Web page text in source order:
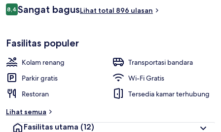
Ulasan
8,48,4 dari 10
Sangat bagusLihat total 896 ulasan
Fasilitas populer
Kolam renang
Transportasi bandara
Parkir gratis
Wi-Fi Gratis
Restoran
Tersedia kamar terhubung
Lihat semua
Fasilitas utama (12)